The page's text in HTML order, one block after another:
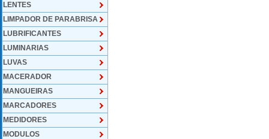
LENTES
LIMPADOR DE PARABRISA
LUBRIFICANTES
LUMINARIAS
LUVAS
MACERADOR
MANGUEIRAS
MARCADORES
MEDIDORES
MODULOS